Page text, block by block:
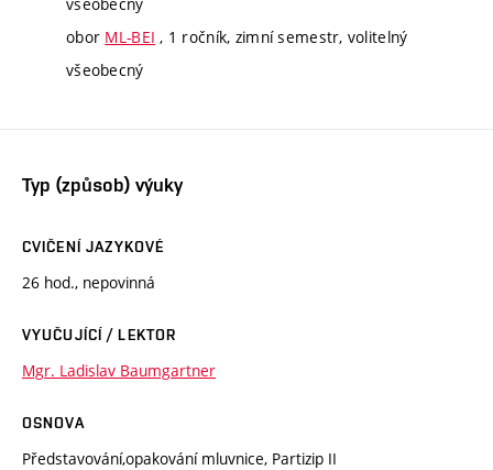
obor ML-BEI , 1 ročník, zimní semestr, volitelný
všeobecný
Typ (způsob) výuky
CVIČENÍ JAZYKOVÉ
26 hod., nepovinná
VYUČUJÍCÍ / LEKTOR
Mgr. Ladislav Baumgartner
OSNOVA
Představování,opakování mluvnice, Partizip II